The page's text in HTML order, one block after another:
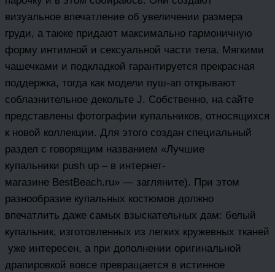
визуальное впечатление об увеличении размера
груди, а также придают максимально гармоничную
форму интимной и сексуальной части тела. Мягкими
чашечками и подкладкой гарантируется прекрасная
поддержка, тогда как модели пуш-ап открывают
соблазнительное декольте J. Собственно, на сайте
представлены фотографии купальников, относящихся
к новой коллекции. Для этого создан специальный
раздел с говорящим названием «Лучшие
купальники push up – в интернет-
магазине BestBeach.ru» — загляните). При этом
разнообразие купальных костюмов должно
впечатлить даже самых взыскательных дам: белый
купальник, изготовленных из легких кружевных тканей
уже интересен, а при дополнении оригинальной
драпировкой вовсе превращается в истинное